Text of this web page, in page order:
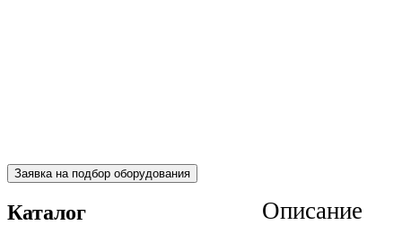
Каталог
Описание